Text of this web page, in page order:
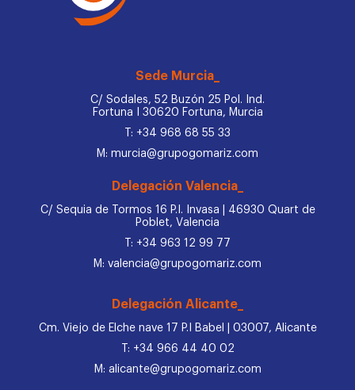
Sede Murcia_
C/ Sodales, 52 Buzón 25 Pol. Ind.
Fortuna I 30620 Fortuna, Murcia
T: +34 968 68 55 33
M: murcia@grupogomariz.com
Delegación Valencia_
C/ Sequia de Tormos 16 P.I. Invasa | 46930 Quart de
Poblet, Valencia
T: +34 963 12 99 77
M: valencia@grupogomariz.com
Delegación Alicante_
Cm. Viejo de Elche nave 17 P.I Babel | 03007, Alicante
T: +34 966 44 40 02
M: alicante@grupogomariz.com